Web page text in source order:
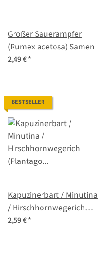
Großer Sauerampfer
(Rumex acetosa) Samen
2,49 €*
BESTSELLER
Kapuzinerbart / Minutina
/ Hirschhornwegerich
(Plantago coronopus)
2,59 €*